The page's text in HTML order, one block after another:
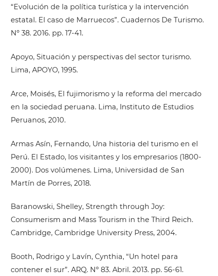
“Evolución de la política turística y la intervención
estatal. El caso de Marruecos”. Cuadernos De Turismo.
Nº 38. 2016. pp. 17-41.
Apoyo, Situación y perspectivas del sector turismo.
Lima, APOYO, 1995.
Arce, Moisés, El fujimorismo y la reforma del mercado
en la sociedad peruana. Lima, Instituto de Estudios
Peruanos, 2010.
Armas Asín, Fernando, Una historia del turismo en el
Perú. El Estado, los visitantes y los empresarios (1800-
2000). Dos volúmenes. Lima, Universidad de San
Martín de Porres, 2018.
Baranowski, Shelley, Strength through Joy:
Consumerism and Mass Tourism in the Third Reich.
Cambridge, Cambridge University Press, 2004.
Booth, Rodrigo y Lavín, Cynthia, “Un hotel para
contener el sur”. ARQ. Nº 83. Abril. 2013. pp. 56-61.